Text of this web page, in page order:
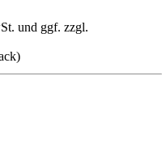
und ggf. zzgl.
)